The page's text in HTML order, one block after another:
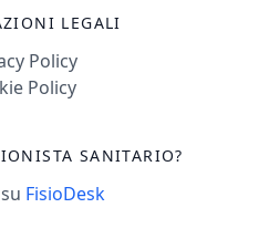
LEGALI
Policy
Policy
SANITARIO?
FisioDesk